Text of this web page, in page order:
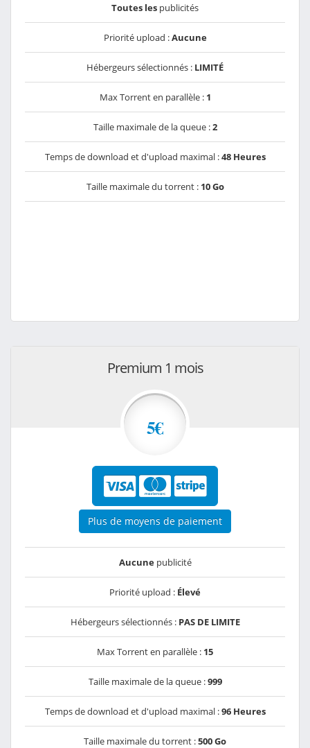
Toutes les publicités
Priorité upload :Aucune
Hébergeurs sélectionnés : LIMITÉ
Max Torrent en parallèle : 1
Taille maximale de la queue :2
Temps de download et d'upload maximal :48 Heures
Taille maximale du torrent : 10 Go
Premium 1 mois
5€
Plus de moyens de paiement
Aucunepublicité
Priorité upload : Élevé
Hébergeurs sélectionnés : PAS DE LIMITE
Max Torrent en parallèle : 15
Taille maximale de la queue :999
Temps de download et d'upload maximal :96 Heures
Taille maximale du torrent :500 Go